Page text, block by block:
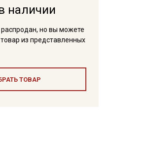
наличии
но вы можете
из представленных
ТОВАР